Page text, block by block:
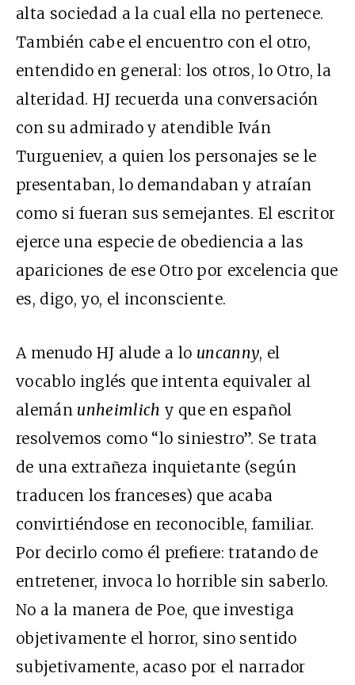
alta sociedad a la cual ella no pertenece.
También cabe el encuentro con el otro,
entendido en general: los otros, lo Otro, la
alteridad. HJ recuerda una conversación
con su admirado y atendible Iván
Turgueniev, a quien los personajes se le
presentaban, lo demandaban y atraían
como si fueran sus semejantes. El escritor
ejerce una especie de obediencia a las
apariciones de ese Otro por excelencia que
es, digo, yo, el inconsciente.
A menudo HJ alude a lo uncanny, el
vocablo inglés que intenta equivaler al
alemán unheimlich y que en español
resolvemos como “lo siniestro”. Se trata
de una extrañeza inquietante (según
traducen los franceses) que acaba
convirtiéndose en reconocible, familiar.
Por decirlo como él prefiere: tratando de
entretener, invoca lo horrible sin saberlo.
No a la manera de Poe, que investiga
objetivamente el horror, sino sentido
subjetivamente, acaso por el narrador